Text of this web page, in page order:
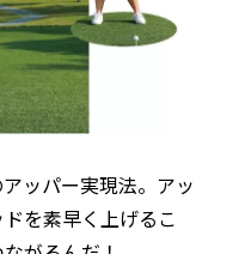
ッパー実現法。アッ
を素早く上げるこ